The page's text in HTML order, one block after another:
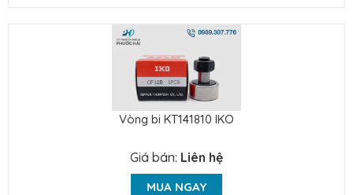
Vòng bi KT141810 IKO
Giá bán: Liên hệ
MUA NGAY